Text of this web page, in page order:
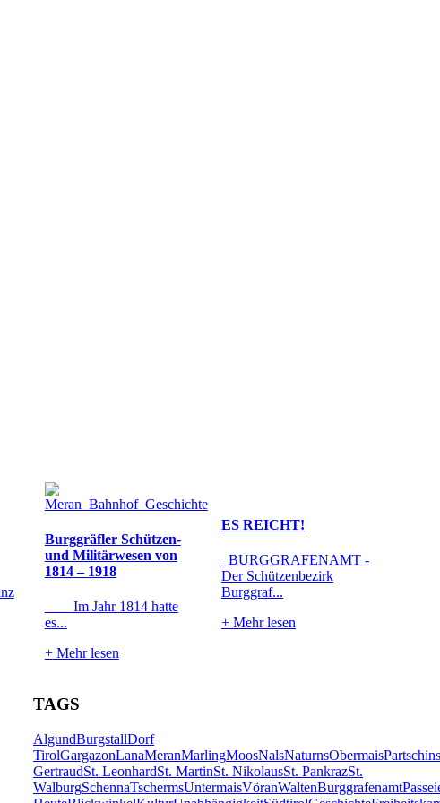
Burggräfler Schützen-
und Militärwesen von
1814 – 1918
Im Jahr 1814 hatte
es...
+Mehr lesen
ES REICHT!
BURGGRAFENAMT -
Der Schützenbezirk
Burggraf...
+Mehr lesen
TAGS
AlgundBurgstallDorf
TirolGargazonLanaMeranMarlingMoosNalsNaturnsObermais
GertraudSt. LeonhardSt. MartinSt. NikolausSt. PankrazSt.
WalburgSchennaTschermsUntermaisVöranWaltenBurggrafenamt